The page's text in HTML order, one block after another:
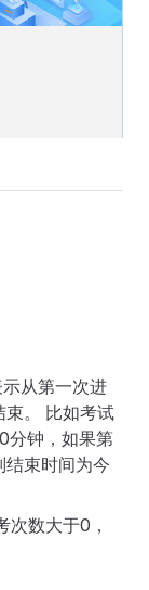
从第一次进
束。 比如考试
分钟，如果第
结束时间为今
次数大于0，